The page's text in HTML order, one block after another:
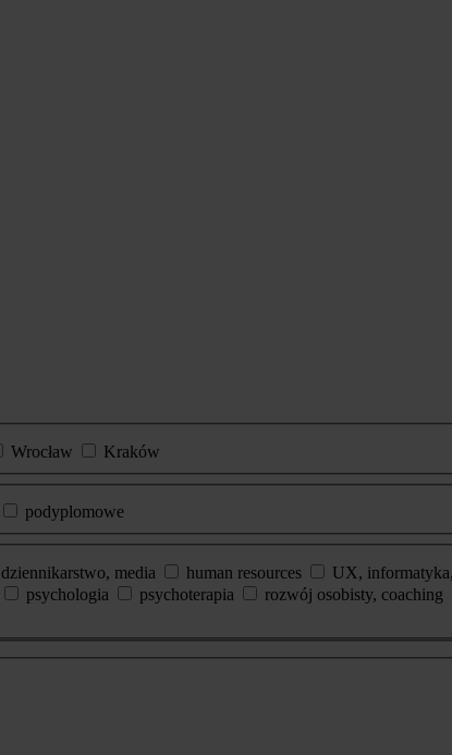
Wrocław
Kraków
podyplomowe
dziennikarstwo, media human resources UX,
psychologia psychoterapia rozwój osobisty, coaching